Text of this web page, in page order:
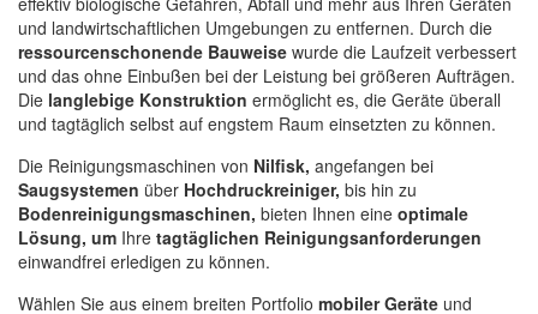
und landwirtschaftlichen Umgebungen zu entfernen. Durch die
ressourcenschonende Bauweise wurde die Laufzeit verbessert
und das ohne Einbußen bei der Leistung bei größeren Aufträgen.
Die langlebige Konstruktion ermöglicht es, die Geräte überall
und tagtäglich selbst auf engstem Raum einsetzten zu können.
Die Reinigungsmaschinen von Nilfisk, angefangen bei
Saugsystemen über Hochdruckreiniger, bis hin zu
Bodenreinigungsmaschinen, bieten Ihnen eine optimale
Lösung, um Ihre tagtäglichen Reinigungsanforderungen
einwandfrei erledigen zu können.
Wählen Sie aus einem breiten Portfolio mobiler Geräte und